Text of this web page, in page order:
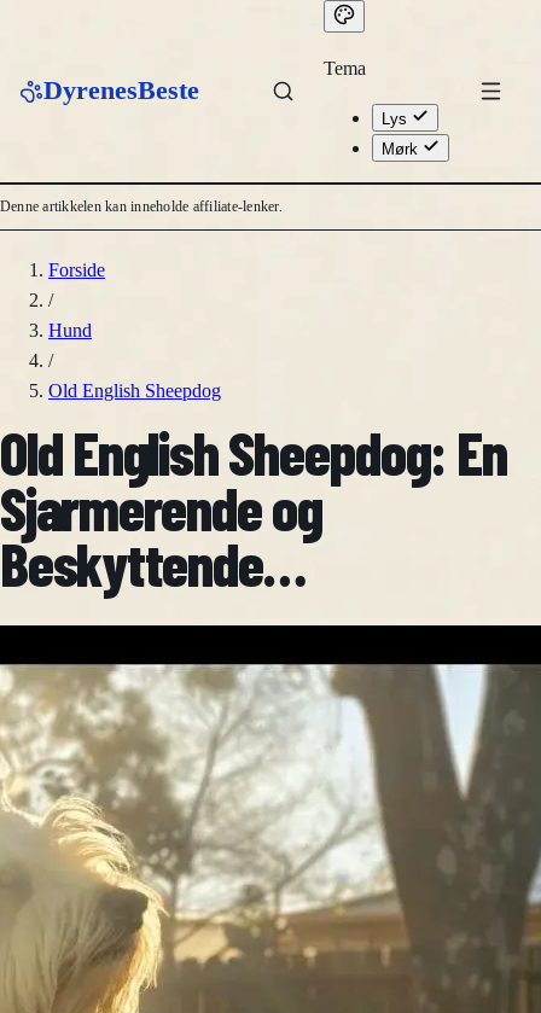
DyrenesBeste
Tema
Lys
Mørk
Denne artikkelen kan inneholde affiliate-lenker.
Forside
/
Hund
/
Old English Sheepdog
Old English Sheepdog: En
Sjarmerende og
Beskyttende…